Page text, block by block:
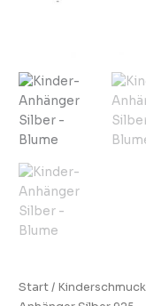
Start/ Kinderschmuck